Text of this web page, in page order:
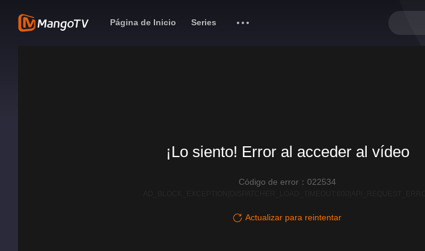
Página de Inicio Series
¡Lo siento! Error al acceder al vídeo
Código de error：022534
Actualizar para reintentar